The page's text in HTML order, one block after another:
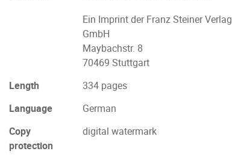
Ein Imprint der Franz Steiner Verlag
GmbH
Maybachstr. 8
70469 Stuttgart
Length
334 pages
Language
German
Copy
protection
digital watermark